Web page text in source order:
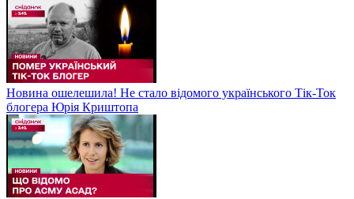
Новина ошелешила! Не стало відомого українського Тік-Ток
блогера Юрія Криштопа